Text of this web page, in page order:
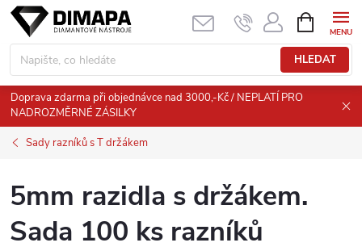
Přejít
obsah
HLEDAT
NÁKUPNÍ
KOŠÍK
Doprava zdarma při objednávce nad 3000,-Kč / NEPLATÍ PRO
NADROZMĚRNÉ ZÁSILKY
Sady razníků s T držákem
5mm razidla s držákem.
Sada 100 ks razníků